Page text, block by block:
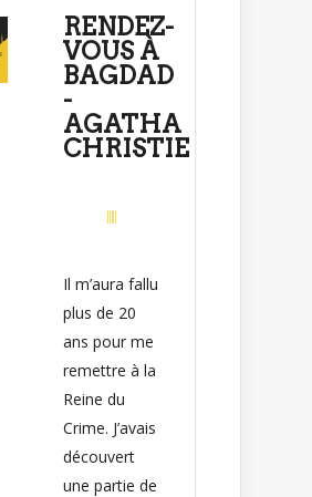
RENDEZ-
VOUS À
BAGDAD
-
AGATHA
CHRISTIE
Il m’aura fallu
plus de 20
ans pour me
remettre à la
Reine du
Crime. J’avais
découvert
une partie de